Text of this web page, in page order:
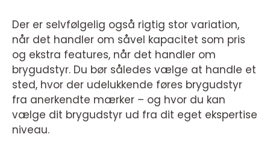
Der er selvfølgelig også rigtig stor variation,
når det handler om såvel kapacitet som pris
og ekstra features, når det handler om
brygudstyr. Du bør således vælge at handle et
sted, hvor der udelukkende føres brygudstyr
fra anerkendte mærker – og hvor du kan
vælge dit brygudstyr ud fra dit eget ekspertise
niveau.